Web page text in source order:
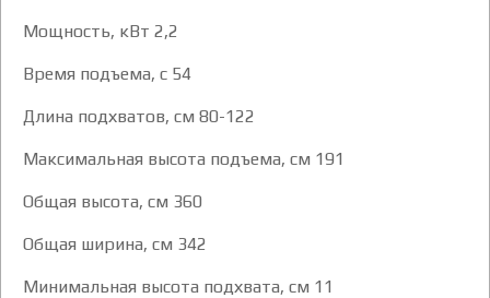
Мощность, кВт 2,2
Время подъема, с 54
Длина подхватов, см 80-122
Максимальная высота подъема, см 191
Общая высота, см 360
Общая ширина, см 342
Минимальная высота подхвата, см 11